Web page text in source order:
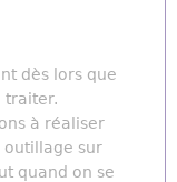
dès lors que
traiter.
à réaliser
outillage sur
quand on se